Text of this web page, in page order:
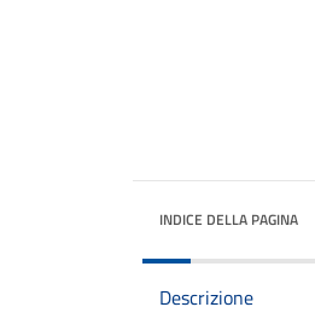
INDICE DELLA PAGINA
Descrizione